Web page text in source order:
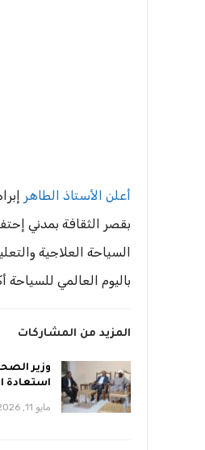
أعلن الأستاذ الطاهر
بقصر الثقافة بمدني
السياحة العلاجية
باليوم العالمي للسياحة
المزيد من المشاركات
وزير
استعادة
مايو 11, 2026